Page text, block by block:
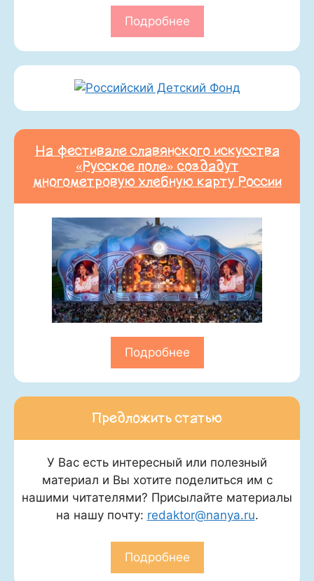
Подробнее
На фестивале славянского искусства
«Русское поле» создадут
многометровую хлебную карту России
Подробнее
Предложить статью
У Вас есть интересный или полезный
материал и Вы хотите поделиться им с
нашими читателями? Присылайте материалы
на нашу почту: redaktor@nanya.ru.
Подробнее